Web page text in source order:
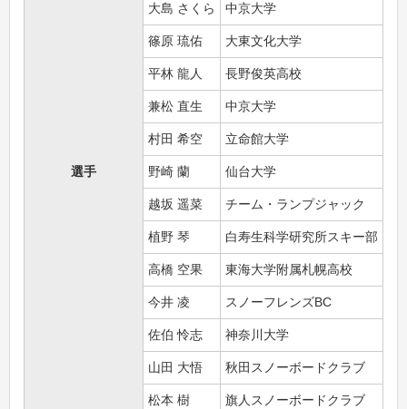
選手
大島 さくら 中京大学
篠原 琉佑 大東文化大学
平林 龍人 長野俊英高校
兼松 直生 中京大学
村田 希空 立命館大学
野崎 蘭 仙台大学
越坂 遥菜 チーム・ランプジャック
植野 琴 白寿生科学研究所スキー部
高橋 空果 東海大学附属札幌高校
今井 凌 スノーフレンズBC
佐伯 怜志 神奈川大学
山田 大悟 秋田スノーボードクラブ
松本 樹 旗人スノーボードクラブ